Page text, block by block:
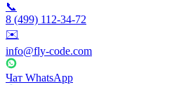
📞
8 (499) 112-34-72
✉️
info@fly-code.com
Чат WhatsApp